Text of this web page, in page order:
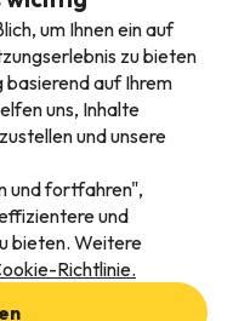
um Ihnen ein auf
zu bieten
basierend auf Ihrem
uns, Inhalte
und unsere
und fortfahren",
und
bieten. Weitere
Richtlinie.